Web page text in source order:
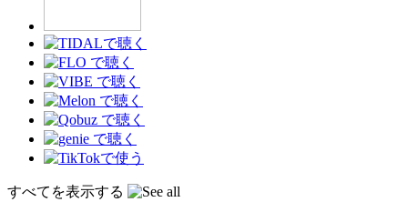
すべてを表示する